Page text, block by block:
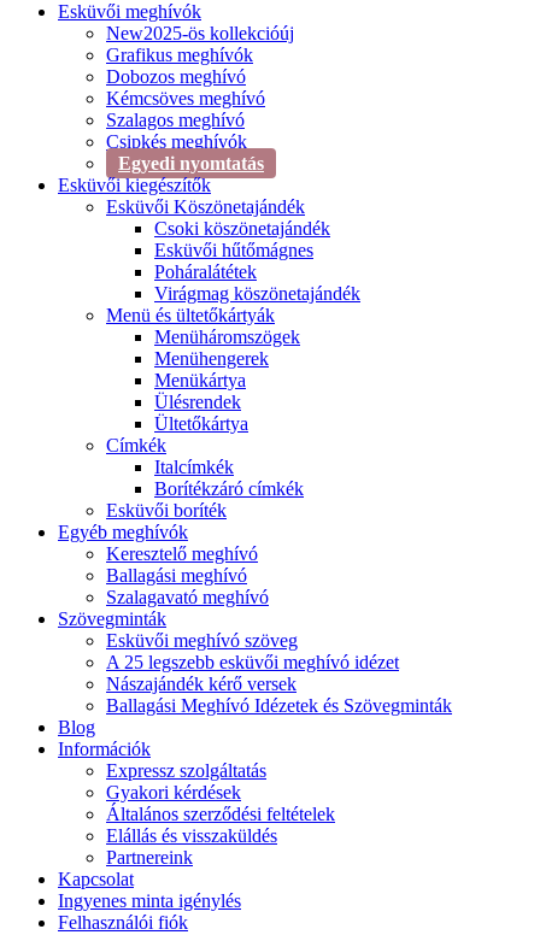
Esküvői meghívók
New2025-ös kollekcióúj
Grafikus meghívók
Dobozos meghívó
Kémcsöves meghívó
Szalagos meghívó
Csipkés meghívók
Egyedi nyomtatás
Esküvői kiegészítők
Esküvői Köszönetajándék
Csoki köszönetajándék
Esküvői hűtőmágnes
Poháralátétek
Virágmag köszönetajándék
Menü és ültetőkártyák
Menüháromszögek
Menühengerek
Menükártya
Ülésrendek
Ültetőkártya
Címkék
Italcímkék
Borítékzáró címkék
Esküvői boríték
Egyéb meghívók
Keresztelő meghívó
Ballagási meghívó
Szalagavató meghívó
Szövegminták
Esküvői meghívó szöveg
A 25 legszebb esküvői meghívó idézet
Nászajándék kérő versek
Ballagási Meghívó Idézetek és Szövegminták
Blog
Információk
Expressz szolgáltatás
Gyakori kérdések
Általános szerződési feltételek
Elállás és visszaküldés
Partnereink
Kapcsolat
Ingyenes minta igénylés
Felhasználói fiók